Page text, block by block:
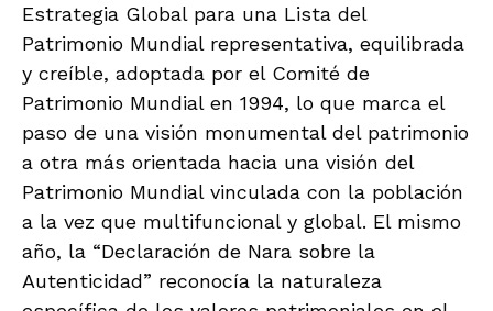
Estrategia Global para una Lista del
Patrimonio Mundial representativa, equilibrada
y creíble, adoptada por el Comité de
Patrimonio Mundial en 1994, lo que marca el
paso de una visión monumental del patrimonio
a otra más orientada hacia una visión del
Patrimonio Mundial vinculada con la población
a la vez que multifuncional y global. El mismo
año, la “Declaración de Nara sobre la
Autenticidad” reconocía la naturaleza